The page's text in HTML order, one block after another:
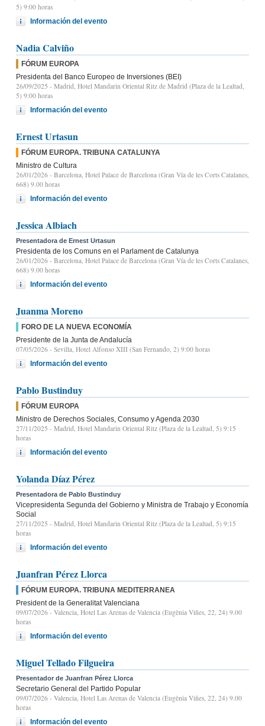
5) 9:00 horas
Información del evento
Nadia Calviño
FÓRUM EUROPA
Presidenta del Banco Europeo de Inversiones (BEI)
26/09/2025 - Madrid, Hotel Mandarin Oriental Ritz de Madrid (Plaza de la Lealtad,
5) 9:00 horas
Información del evento
Ernest Urtasun
FÓRUM EUROPA. TRIBUNA CATALUNYA
Ministro de Cultura
26/01/2026 - Barcelona, Hotel Palace de Barcelona (Gran Vía de les Corts Catalanes,
668) 9.00 horas
Información del evento
Jessica Albiach
Presentadora de Ernest Urtasun
Presidenta de los Comuns en el Parlament de Catalunya
26/01/2026 - Barcelona, Hotel Palace de Barcelona (Gran Vía de les Corts Catalanes,
668) 9.00 horas
Información del evento
Juanma Moreno
FORO DE LA NUEVA ECONOMÍA
Presidente de la Junta de Andalucía
07/05/2026 - Sevilla, Hotel Alfonso XIII (San Fernando, 2) 9:00 horas
Información del evento
Pablo Bustinduy
FÓRUM EUROPA
Ministro de Derechos Sociales, Consumo y Agenda 2030
27/11/2025 - Madrid, Hotel Mandarin Oriental Ritz (Plaza de la Lealtad, 5) 9:15
horas
Información del evento
Yolanda Díaz Pérez
Presentadora de Pablo Bustinduy
Vicepresidenta Segunda del Gobierno y Ministra de Trabajo y Economía
Social
27/11/2025 - Madrid, Hotel Mandarin Oriental Ritz (Plaza de la Lealtad, 5) 9:15
horas
Información del evento
Juanfran Pérez Llorca
FÓRUM EUROPA. TRIBUNA MEDITERRANEA
President de la Generalitat Valenciana
09/07/2026 - Valencia, Hotel Las Arenas de Valencia (Eugènia Viñes, 22, 24) 9.00
horas
Información del evento
Miguel Tellado Filgueira
Presentador de Juanfran Pérez Llorca
Secretario General del Partido Popular
09/07/2026 - Valencia, Hotel Las Arenas de Valencia (Eugènia Viñes, 22, 24) 9.00
horas
Información del evento